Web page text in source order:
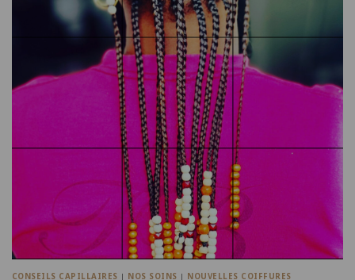
CONSEILS CAPILLAIRES | NOS SOINS | NOUVELLES COIFFURES